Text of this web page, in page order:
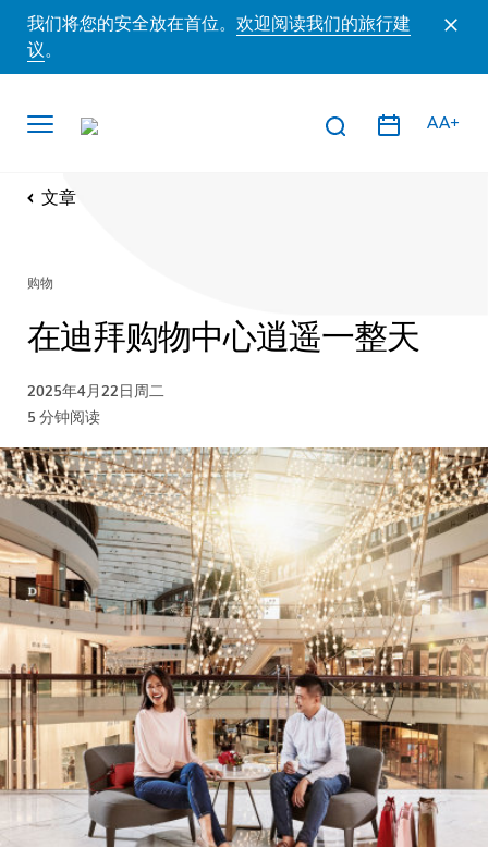
我们将您的安全放在首位。 欢迎阅读我们的旅行建
议。
AA+
文章
购物
在迪拜购物中心逍遥一整天
2025年4月22日周二
5分钟阅读